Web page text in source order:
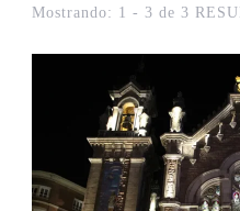
Mostrando: 1 - 3 de 3